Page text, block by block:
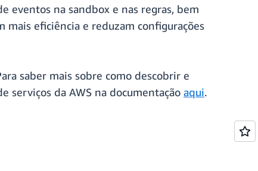
eventos na sandbox e nas regras, bem
eficiência e reduzam configurações
saber mais sobre como descobrir e
serviços da AWS na documentação aqui.